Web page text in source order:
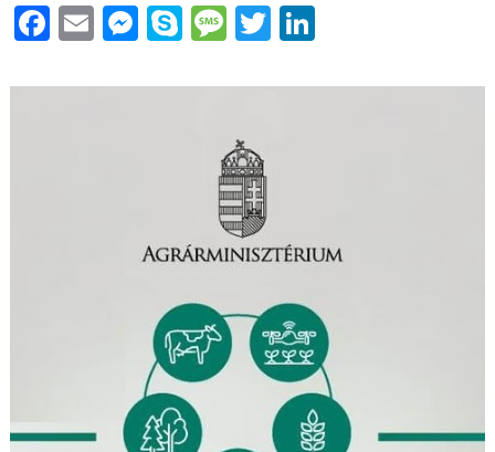
Facebook
Email
Messenger
Skype
Message
Twitter
LinkedIn